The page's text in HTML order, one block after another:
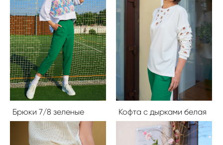
Брюки 7/8 зеленые Кофта с дырками белая